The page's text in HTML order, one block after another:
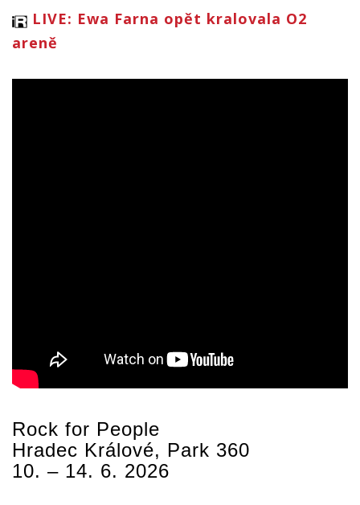
LIVE: Ewa Farna opět kralovala O2
areně
Rock for People
Hradec Králové, Park 360
10. – 14. 6. 2026